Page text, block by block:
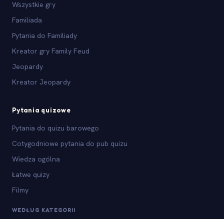
Wszystkie gry
Familiada
Pytania do Familiady
Kreator gry Family Feud
Jeopardy
Kreator Jeopardy
Pytania quizowe
Pytania do quizu barowego
Cotygodniowe pytania do pub quizu
Wiedza ogólna
Łatwe quizy
Filmy
WEDŁUG KATEGORII